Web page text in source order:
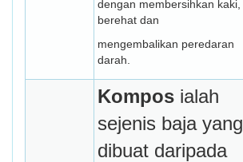
dengan membersihkan kaki,
berehat dan
mengembalikan peredaran
darah.
Kompos ialah
sejenis baja yang
dibuat daripada